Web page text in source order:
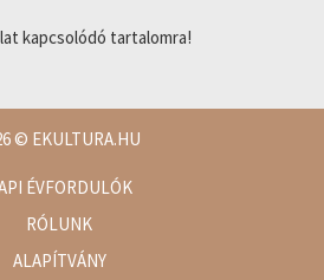
kapcsolódó tartalomra!
© EKULTURA.HU
ÉVFORDULÓK
RÓLUNK
ALAPÍTVÁNY